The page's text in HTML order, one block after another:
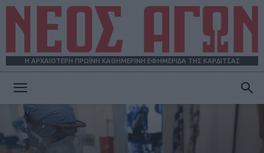
Η ΑΡΧΑΙΟΤΕΡΗ ΠΡΩΪΝΗ ΚΑΘΗΜΕΡΙΝΗ ΕΦΗΜΕΡΙΔΑ ΤΗΣ ΚΑΡΔΙΤΣΑΣ
ΑΓΩΝ